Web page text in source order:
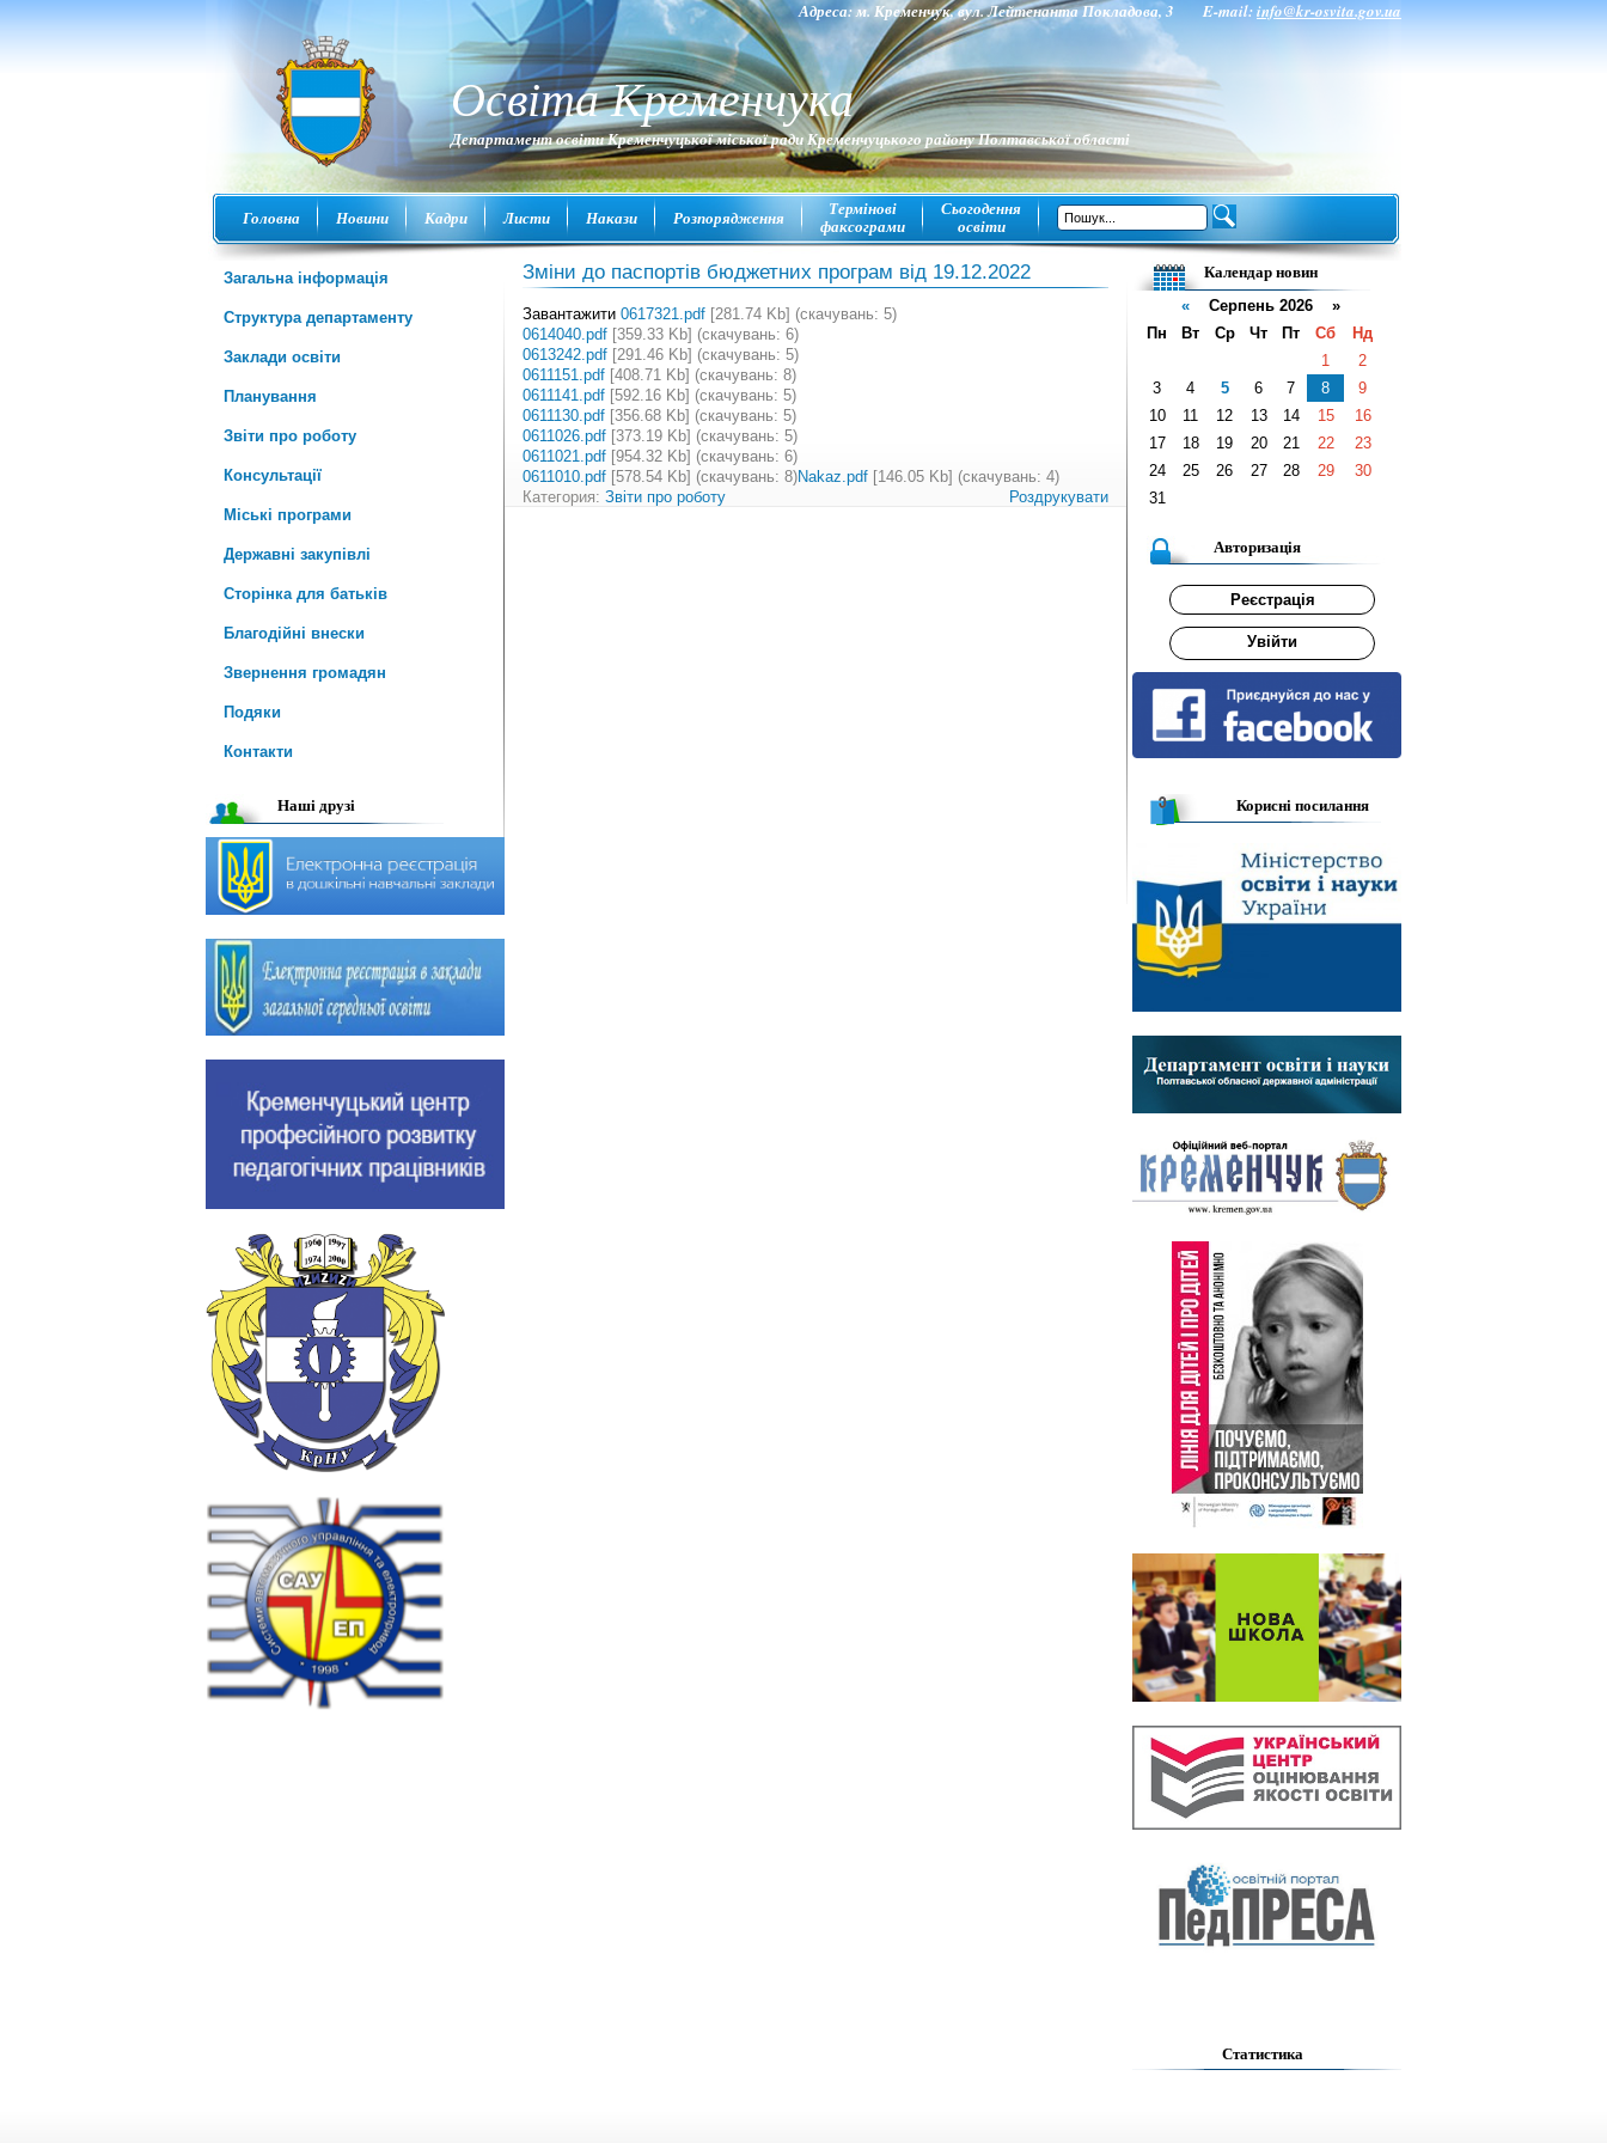
Адреса: м. Кременчук, вул. Лейтенанта Покладова, 3 E-mail:info@kr-osvita.gov.ua
Освіта Кременчука
Департамент освіти Кременчуцької міської ради Кременчуцького району Полтавської області
Головна Новини Кадри Листи Накази Розпорядження
Термінові
факсограми
Сьогодення
освіти
Загальна інформація
Структура департаменту
Заклади освіти
Планування
Звіти про роботу
Консультації
Міські програми
Державні закупівлі
Сторінка для батьків
Благодійні внески
Звернення громадян
Подяки
Контакти
Наші друзі
Зміни до паспортів бюджетних програм від 19.12.2022
Завантажити 0617321.pdf [281.74 Kb] (cкачувань: 5)
0614040.pdf [359.33 Kb] (cкачувань: 6)
0613242.pdf [291.46 Kb] (cкачувань: 5)
0611151.pdf [408.71 Kb] (cкачувань: 8)
0611141.pdf [592.16 Kb] (cкачувань: 5)
0611130.pdf [356.68 Kb] (cкачувань: 5)
0611026.pdf [373.19 Kb] (cкачувань: 5)
0611021.pdf [954.32 Kb] (cкачувань: 6)
0611010.pdf [578.54 Kb] (cкачувань: 8)Nakaz.pdf [146.05 Kb] (cкачувань: 4)
Роздрукувати
Категория: Звіти про роботу
Календар новин
«Серпень 2026 »
Пн
Вт Ср Чт Пт Сб
Нд
1
2
3
4 5 6 7 8
9
10
11 12 13 14 15
16
17
18 19 20 21 22
23
24
25 26 27 28 29
30
31
Авторизація
Реєстрація
Увійти
Корисні посилання
Статистика